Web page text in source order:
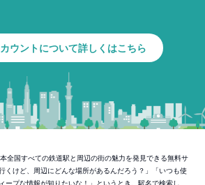
ウントについて詳しくはこちら
全国すべての鉄道駅と周辺の街の魅力を発見できる無料サ
くけど、周辺にどんな場所があるんだろう？」「いつも使
ープな情報が知りたいな！」というとき、駅名で検索し